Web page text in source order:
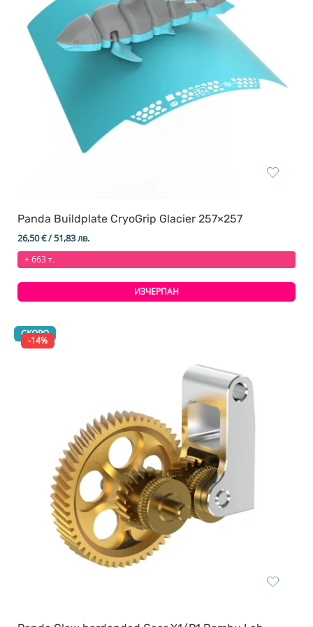
Panda Buildplate CryoGrip Glacier 257×257
26,50€/ 51,83 лв.
+ 663 т.
ИЗЧЕРПАН
-14%
СКОРО